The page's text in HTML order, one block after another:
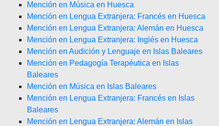
Mención en Música en Huesca
Mención en Lengua Extranjera: Francés en Huesca
Mención en Lengua Extranjera: Alemán en Huesca
Mención en Lengua Extranjera: Inglés en Huesca
Mención en Audición y Lenguaje en Islas Baleares
Mención en Pedagogía Terapéutica en Islas
Baleares
Mención en Música en Islas Baleares
Mención en Lengua Extranjera: Francés en Islas
Baleares
Mención en Lengua Extranjera: Alemán en Islas